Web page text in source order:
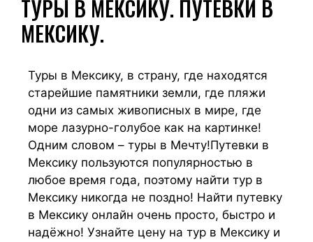
ТУРЫ В МЕКСИКУ. ПУТЕВКИ В
МЕКСИКУ.
Туры в Мексику, в страну, где находятся
старейшие памятники земли, где пляжи
одни из самых живописных в мире, где
море лазурно-голубое как на картинке!
Одним словом – туры в Мечту!Путевки в
Мексику пользуются популярностью в
любое время года, поэтому найти тур в
Мексику никогда не поздно! Найти путевку
в Мексику онлайн очень просто, быстро и
надёжно! Узнайте цену на тур в Мексику и